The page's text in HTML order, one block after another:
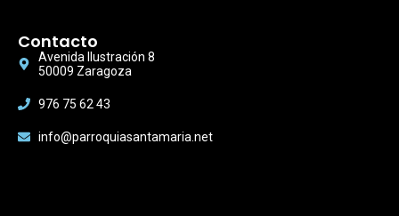
Contacto
Avenida Ilustración 8
50009 Zaragoza
976 75 62 43
info@parroquiasantamaria.net